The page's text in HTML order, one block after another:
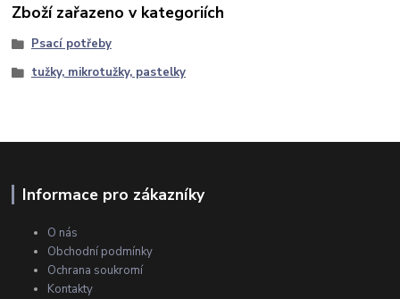
Zboží zařazeno v kategoriích
Psací potřeby
tužky, mikrotužky, pastelky
Informace pro zákazníky
O nás
Obchodní podmínky
Ochrana soukromí
Kontakty